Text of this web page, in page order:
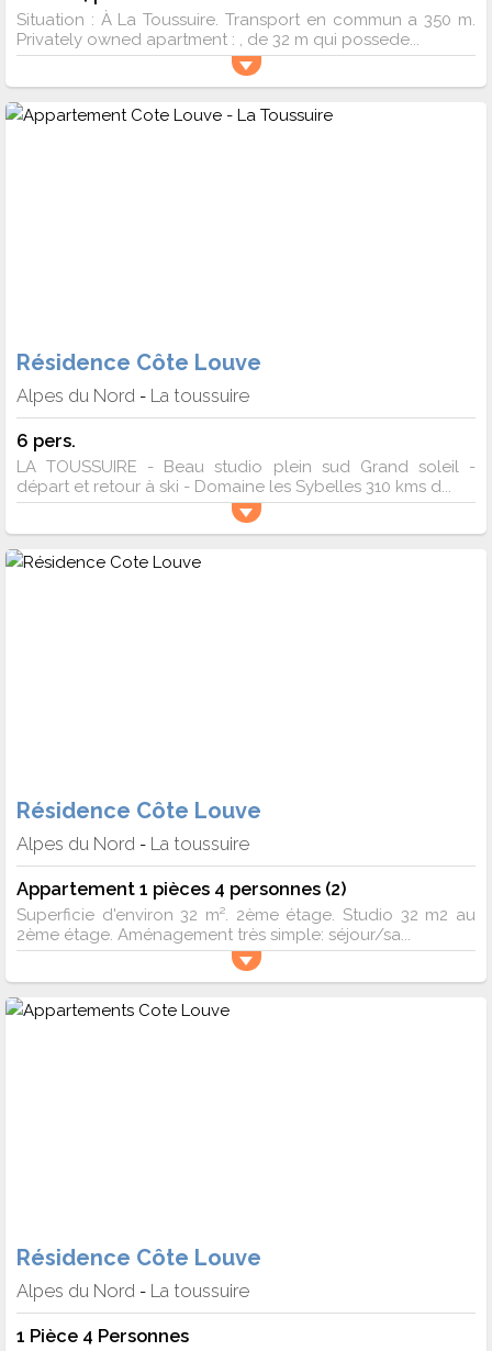
Situation : À La Toussuire. Transport en commun a 350 m.
Privately owned apartment : , de 32 m qui possede...
Résidence Côte Louve
Alpes du Nord - La toussuire
6 pers.
LA TOUSSUIRE - Beau studio plein sud Grand soleil -
départ et retour à ski - Domaine les Sybelles 310 kms d...
Résidence Côte Louve
Alpes du Nord - La toussuire
Appartement 1 pièces 4 personnes (2)
Superficie d'environ 32 m². 2ème étage. Studio 32 m2 au
2ème étage. Aménagement très simple: séjour/sa...
Résidence Côte Louve
Alpes du Nord - La toussuire
1 Pièce 4 Personnes